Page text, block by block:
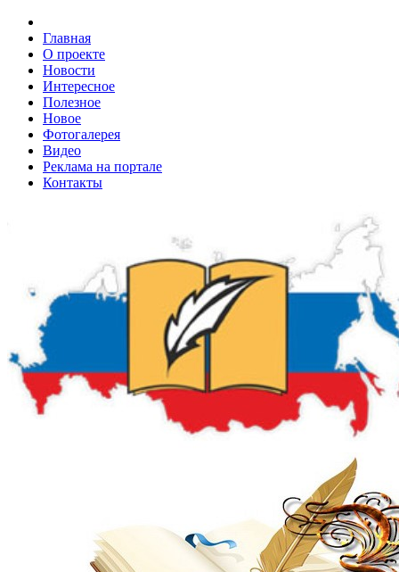
Главная
О проекте
Новости
Интересное
Полезное
Новое
Фотогалерея
Видео
Реклама на портале
Контакты